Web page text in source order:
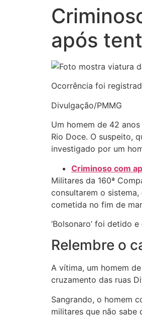
após
Ocorrência foi
Divulgação/PMMG
Um homem de 42
Rio Doce. O suspeito,
investigado por um
Criminoso com
Militares da 160ª
consultarem o
cometida no fim de
‘Bolsonaro’ foi detido
Relembre o
A vítima, um homem
cruzamento das ruas
Sangrando, o homem
militares que não sabe